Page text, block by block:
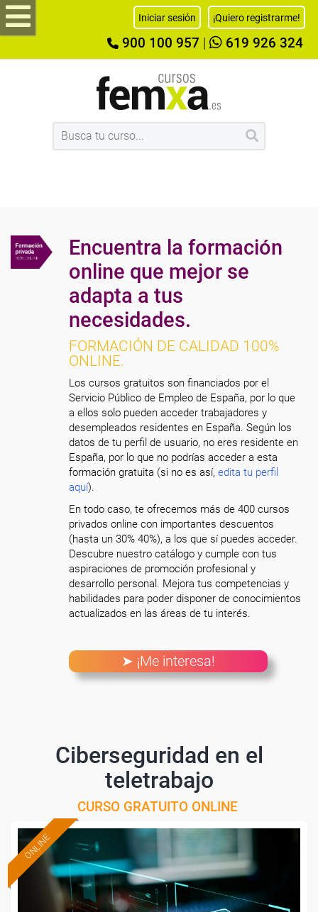
Iniciar sesión ¡Quiero registrarme!
900 100 957 619 926 324
Encuentra la formación
online que mejor se
adapta a tus
necesidades.
FORMACIÓN DE CALIDAD 100%
ONLINE.
Los cursos gratuitos son financiados por el
Servicio Público de Empleo de España, por lo que
a ellos solo pueden acceder trabajadores y
desempleados residentes en España. Según los
datos de tu perfil de usuario, no eres residente en
España, por lo que no podrías acceder a esta
formación gratuita (si no es así,edita tu perfil
aquí).
En todo caso, te ofrecemos más de 400 cursos
privados online con importantes descuentos
(hasta un 30% 40%), a los que sí puedes acceder.
Descubre nuestro catálogo y cumple con tus
aspiraciones de promoción profesional y
desarrollo personal. Mejora tus competencias y
habilidades para poder disponer de conocimientos
actualizados en las áreas de tu interés.
➤ ¡Me interesa!
Ciberseguridad en el
teletrabajo
CURSO GRATUITO ONLINE
ONLINE